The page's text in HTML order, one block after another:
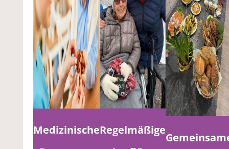
MedizinischeRegelmäßige